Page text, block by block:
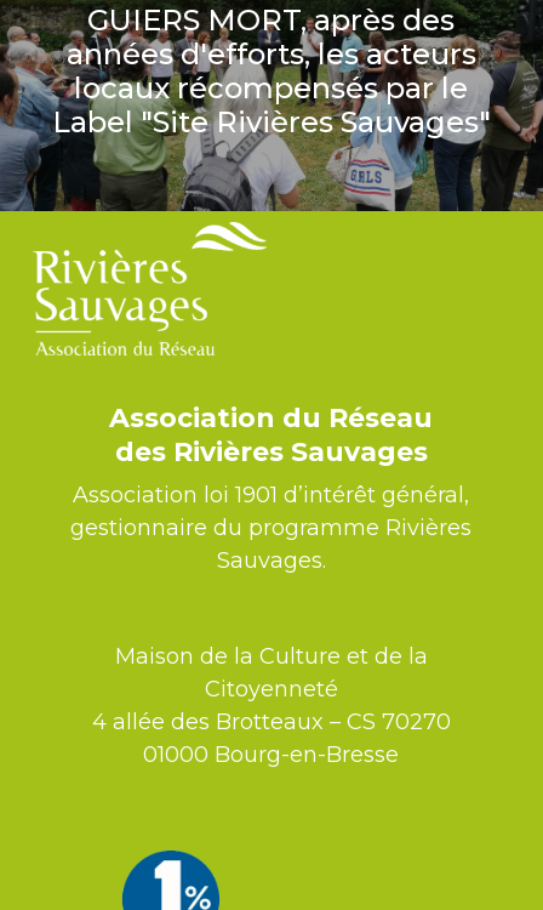
GUIERS MORT, après des
années d'efforts, les acteurs
locaux récompensés par le
Label "Site Rivières Sauvages"
Association du Réseau
des Rivières Sauvages
Association loi 1901 d’intérêt général,
gestionnaire du programme Rivières
Sauvages.
Maison de la Culture et de la
Citoyenneté
4 allée des Brotteaux – CS 70270
01000 Bourg-en-Bresse